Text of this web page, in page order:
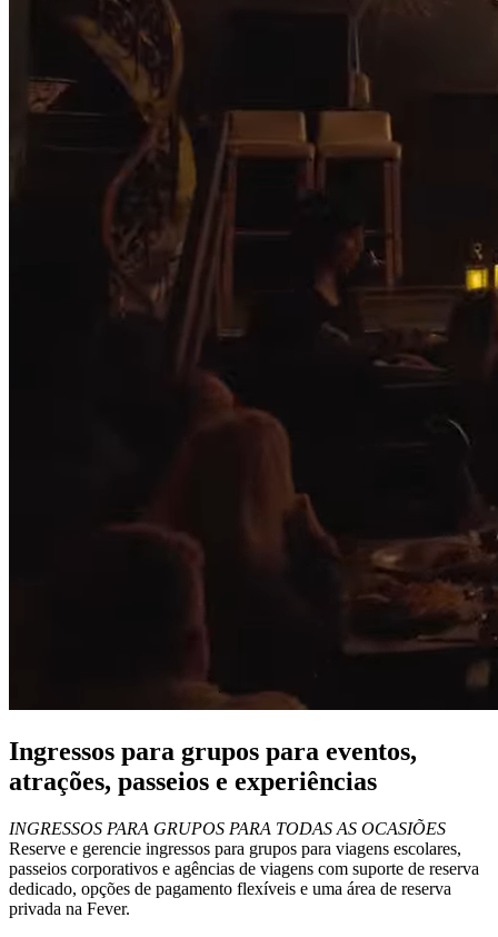
Ingressos para grupos para eventos,
atrações, passeios e experiências
INGRESSOS PARA GRUPOS PARA TODAS AS OCASIÕES
Reserve e gerencie ingressos para grupos para viagens escolares,
passeios corporativos e agências de viagens com suporte de reserva
dedicado, opções de pagamento flexíveis e uma área de reserva
privada na Fever.